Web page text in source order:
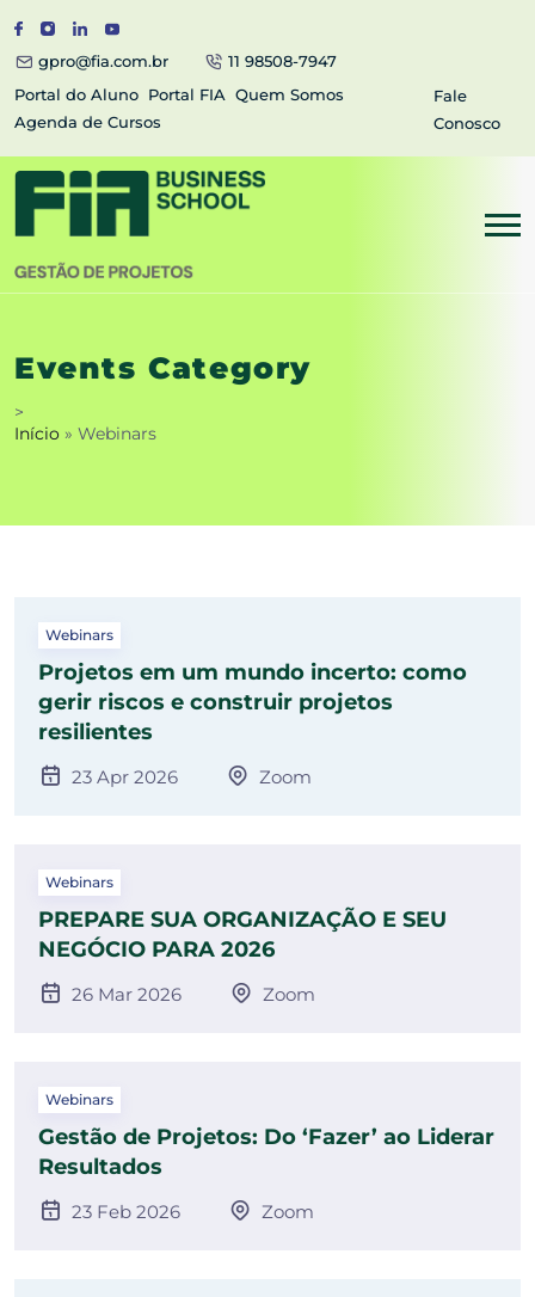
gpro@fia.com.br
11 98508-7947
Portal do Aluno Portal FIA Quem Somos
Agenda de Cursos
Fale
Conosco
Events Category
>
Início » Webinars
Webinars
Projetos em um mundo incerto: como
gerir riscos e construir projetos
resilientes
23 Apr 2026 Zoom
Webinars
PREPARE SUA ORGANIZAÇÃO E SEU
NEGÓCIO PARA 2026
26 Mar 2026 Zoom
Webinars
Gestão de Projetos: Do ‘Fazer’ ao Liderar
Resultados
23 Feb 2026 Zoom